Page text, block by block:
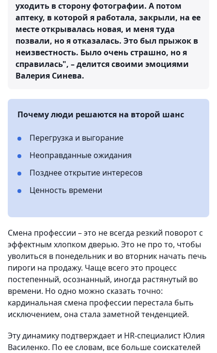
уходить в сторону фотографии. А потом
аптеку, в которой я работала, закрыли, на ее
месте открывалась новая, и меня туда
позвали, но я отказалась. Это был прыжок в
неизвестность. Было очень страшно, но я
справилась", – делится своими эмоциями
Валерия Синева.
Почему люди решаются на второй шанс
Перегрузка и выгорание
Неоправданные ожидания
Позднее открытие интересов
Ценность времени
Смена профессии – это не всегда резкий поворот с
эффектным хлопком дверью. Это не про то, чтобы
уволиться в понедельник и во вторник начать печь
пироги на продажу. Чаще всего это процесс
постепенный, осознанный, иногда растянутый во
времени. Но одно можно сказать точно:
кардинальная смена профессии перестала быть
исключением, она стала заметной тенденцией.
Эту динамику подтверждает и HR-специалист Юлия
Василенко. По ее словам, все больше соискателей